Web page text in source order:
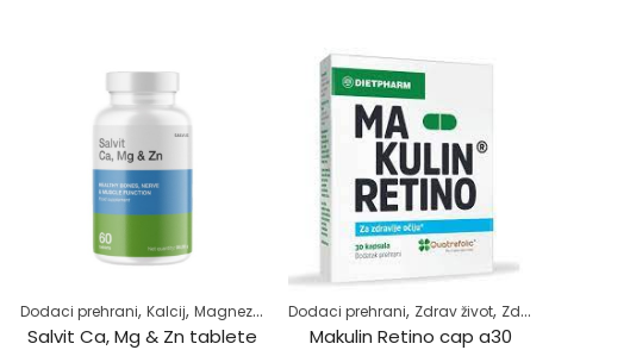
Zdrav život
Zdrav život
Dodaci prehrani, Kalcij, Magnezij , Vitamini i minerali,Zdrav život
Salvit Ca, Mg & Zn tablete
Dodaci prehrani, Zdrav život, Zdravlje očiju
Makulin Retino cap a30